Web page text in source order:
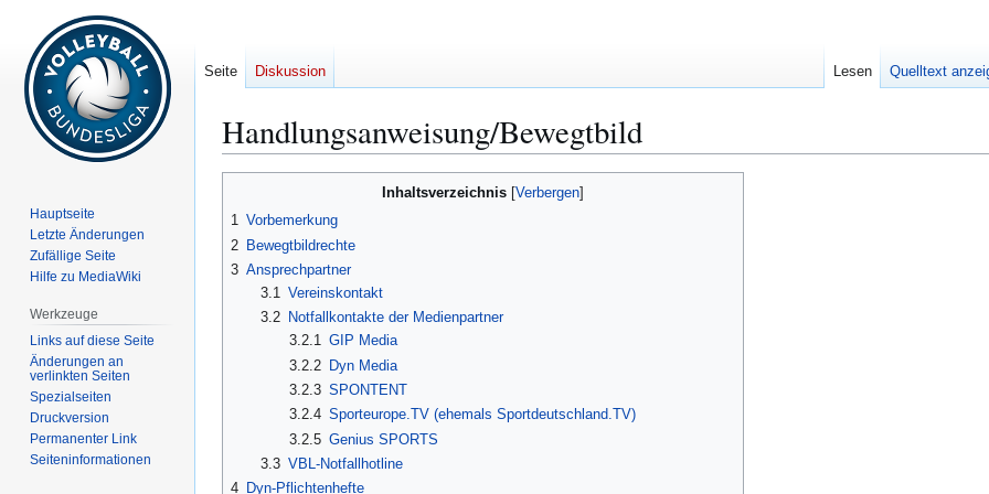
Handlungsanweisung/Bewegtbild
Inhaltsverzeichnis
1 Vorbemerkung
2 Bewegtbildrechte
3 Ansprechpartner
3.1 Vereinskontakt
3.2
Notfallkontakte der Medienpartner
3.2.1 GIP Media
3.2.2 Dyn Media
3.2.3 SPONTENT
3.2.4 Sporteurope.TV (ehemals Sportdeutschland.TV)
3.2.5 Genius SPORTS
3.3 VBL-Notfallhotline
4 Dyn-Pflichtenhefte
Seite Diskussion Lesen Quelltext
Hauptseite
Letzte Änderungen
Zufällige Seite
Hilfe zu MediaWiki
Werkzeuge
Links auf diese Seite
Änderungen an
verlinkten Seiten
Spezialseiten
Druckversion
Permanenter Link
Seiten­­informationen